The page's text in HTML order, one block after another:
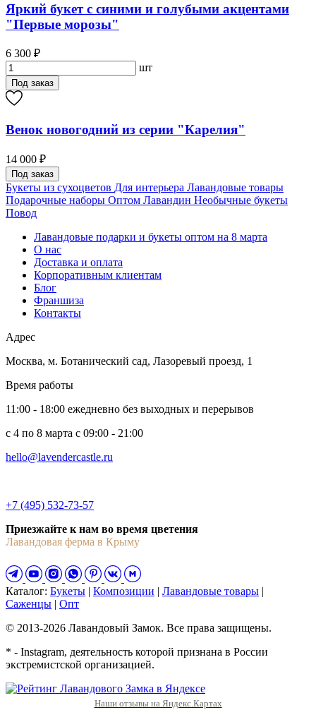
Яркий букет с синими и голубыми акцентами
"Первые морозы"
6 300 ₽
шт
Под заказ
Венок новогодний из серии "Карелия"
14 000 ₽
Под заказ
Букеты из сухоцветов Для интерьера Лавандовые товары
Подарочные наборы Оптом Лавандин Необычные букеты
Повод
Лавандовые подарки и букеты оптом на 8 марта
О нас
Доставка и оплата
Корпоративным клиентам
Блог
Франшиза
Контакты
Адрес
Москва, м. Ботанический сад, Лазоревый проезд, 1
Время работы
11:00 - 18:00 ежедневно без выходных и перерывов
c 4 по 8 марта с 09:00 - 21:00
hello@lavendercastle.ru
+7 (495) 532-73-57
Приезжайте к нам во время цветения
Лавандовая ферма в Крыму
Каталог: Букеты | Композиции | Лавандовые товары |
Саженцы | Опт
© 2013-2026 Лавандовый Замок. Все права защищены.
* - Instagram, деятельность которой признана в России
экстремистской организацией.
Наши отзывы на Яндекс.Картах